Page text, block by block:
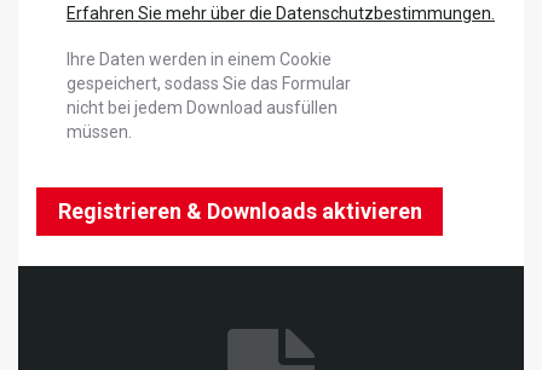
Erfahren Sie mehr über die Datenschutzbestimmungen.
Ihre Daten werden in einem Cookie
gespeichert, sodass Sie das Formular
nicht bei jedem Download ausfüllen
müssen.
Registrieren & Downloads aktivieren